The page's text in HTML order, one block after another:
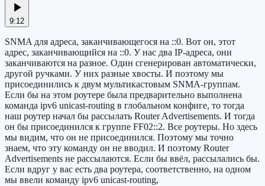
9:12
SNMA для адреса, заканчивающегося на ::0. Вот он, этот
адрес, заканчивающийся на ::0. У нас два IP-адреса, они
заканчиваются на разное. Один сгенерирован автоматически,
другой ручками. У них разные хвосты. И поэтому мы
присоединились к двум мультикастовым SNMA-группам.
Если бы на этом роутере была предварительно выполнена
команда ipv6 unicast-routing в глобальном конфиге, то тогда
наш роутер начал бы рассылать Router Advertisements. И тогда
он бы присоединился к группе FF02::2. Все роутеры. Но здесь
мы видим, что он не присоединился. Поэтому мы точно
знаем, что эту команду он не вводил. И поэтому Router
Advertisements не рассылаются. Если бы ввёл, рассылались бы.
Если вдруг у вас есть два роутера, соответственно, на одном
мы ввели команду ipv6 unicast-routing,